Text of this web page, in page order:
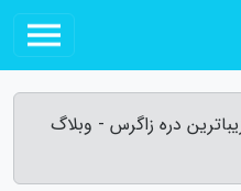
دره زاگرس - وبلاگ